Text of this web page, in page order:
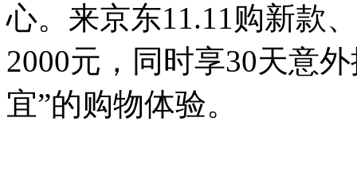
心。来京东11.11购新款
2000元，同时享30天意
宜”的购物体验。